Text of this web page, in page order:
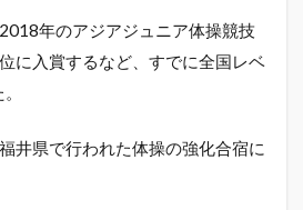
年のアジアジュニア体操競技
に入賞するなど、すでに全国レベ
井県で行われた体操の強化合宿に